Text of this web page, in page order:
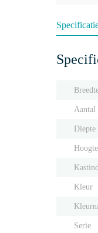
Aantal
Diepte
Hoogte
Kleur
Serie